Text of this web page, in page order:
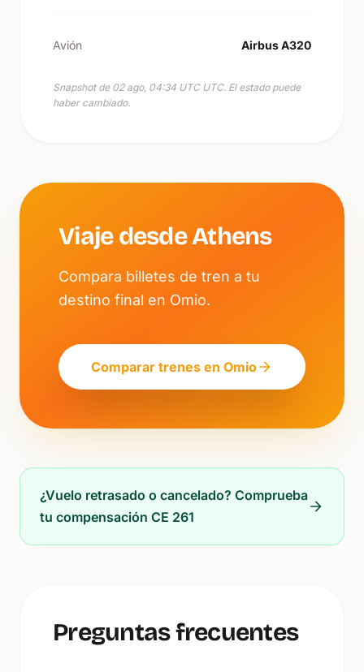
Avión Airbus A320
Snapshot de 02 ago, 04:34 UTC UTC. El estado puede
haber cambiado.
Viaje desde Athens
Compara billetes de tren a tu
destino final en Omio.
Comparar trenes en Omio
¿Vuelo retrasado o cancelado? Comprueba
tu compensación CE 261
Preguntas frecuentes